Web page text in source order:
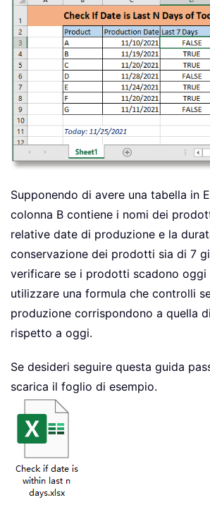
Supponendo di avere una tabella in
colonna B contiene i nomi dei
relative date di produzione e la
conservazione dei prodotti sia di 7
verificare se i prodotti scadono oggi
utilizzare una formula che controlli
produzione corrispondono a quella
rispetto a oggi.
Se desideri seguire questa guida
scarica il foglio di esempio.